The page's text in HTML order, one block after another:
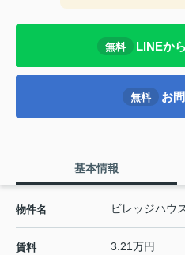
無料 LINEか
無料 お
基本情報
物件名 ビレッジハウ
賃料 3.21万円